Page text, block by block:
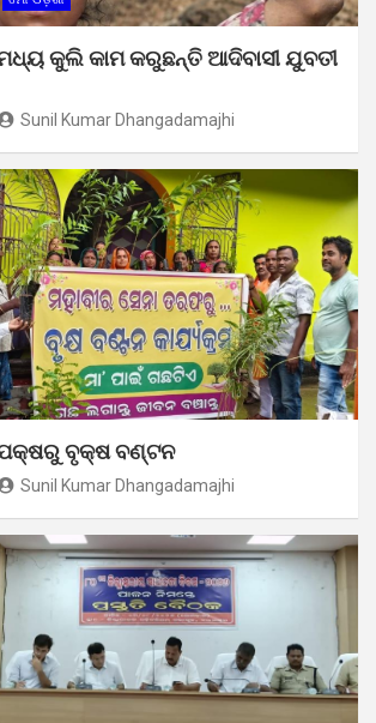
କୁଲି କାମ କରୁଛନ୍ତି ଆଦିବାସୀ ଯୁବତୀ
Sunil Kumar Dhangadamajhi
ପକ୍ଷରୁ ବୃକ୍ଷ ବଣ୍ଟନ
Sunil Kumar Dhangadamajhi